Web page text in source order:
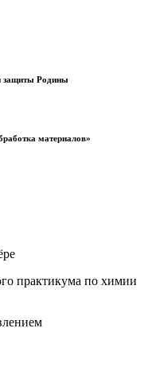
защиты Родины
материалов»
практикума по химии